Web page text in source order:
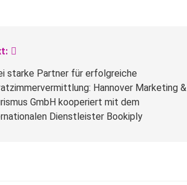
starke Partner für erfolgreiche
Hannover Marketing &
GmbH kooperiert mit dem
Dienstleister Bookiply